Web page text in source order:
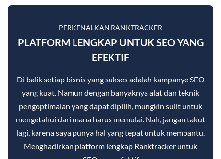
PERKENALKAN RANKTRACKER
PLATFORM LENGKAP UNTUK SEO YANG
EFEKTIF
Di balik setiap bisnis yang sukses adalah kampanye SEO
yang kuat. Namun dengan banyaknya alat dan teknik
pengoptimalan yang dapat dipilih, mungkin sulit untuk
mengetahui dari mana harus memulai. Nah, jangan takut
lagi, karena saya punya hal yang tepat untuk membantu.
Menghadirkan platform lengkap Ranktracker untuk